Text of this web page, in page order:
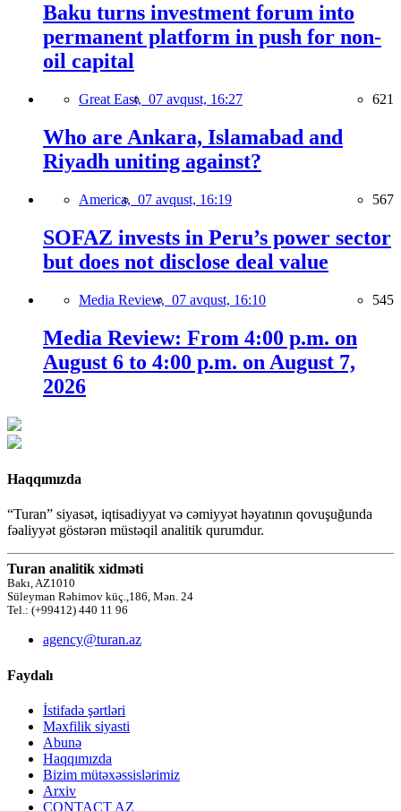
Baku turns investment forum into
permanent platform in push for non-
oil capital
Great East, 07 avqust, 16:27 621
Who are Ankara, Islamabad and
Riyadh uniting against?
America, 07 avqust, 16:19 567
SOFAZ invests in Peru’s power sector
but does not disclose deal value
Media Review, 07 avqust, 16:10 545
Media Review: From 4:00 p.m. on
August 6 to 4:00 p.m. on August 7,
2026
Haqqımızda
“Turan” siyasət, iqtisadiyyat və cəmiyyət həyatının qovuşuğunda
fəaliyyət göstərən müstəqil analitik qurumdur.
Turan analitik xidməti
Bakı, AZ1010
Süleyman Rəhimov küç.,186, Mən. 24
Tel.: (+99412) 440 11 96
agency@turan.az
Faydalı
İstifadə şərtləri
Məxfilik siyasti
Abunə
Haqqımızda
Bizim mütəxəssislərimiz
Arxiv
CONTACT AZ